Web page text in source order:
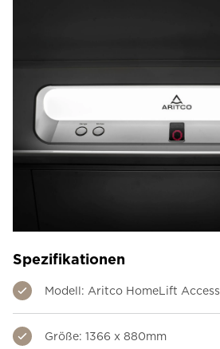
Spezifikationen
Modell: Aritco HomeLift Access
Größe: 1366 x 880mm